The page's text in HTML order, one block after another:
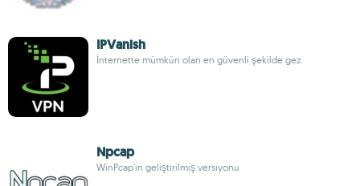
IPVanish
İnternette mümkün olan en güvenli şekilde gez
Npcap
WinPcap'in geliştirilmiş versiyonu